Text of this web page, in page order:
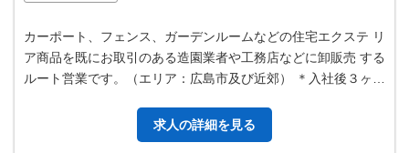
カーポート、フェンス、ガーデンルームなどの住宅エクステ リ
ア商品を既にお取引のある造園業者や工務店などに卸販売 する
ルート営業です。（エリア：広島市及び近郊） ＊入社後３ヶ月
求人の詳細を見る